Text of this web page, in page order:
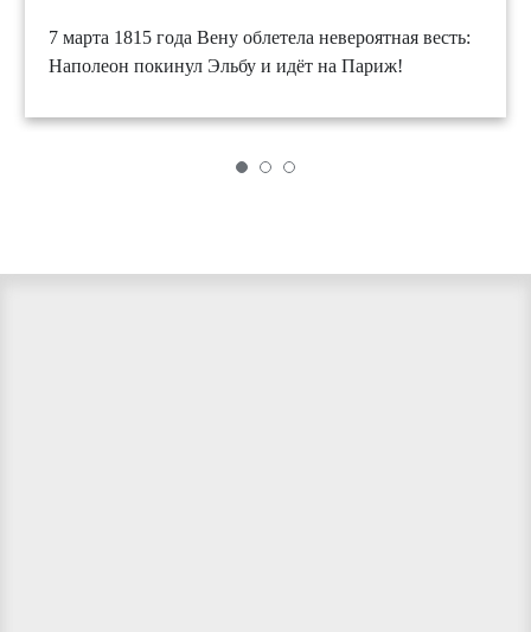
7 марта 1815 года Вену облетела невероятная весть:
Наполеон покинул Эльбу и идёт на Париж!